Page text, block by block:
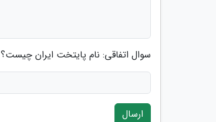
سوال اتفاقی: نام پایتخت ایران چیست؟
ارسال